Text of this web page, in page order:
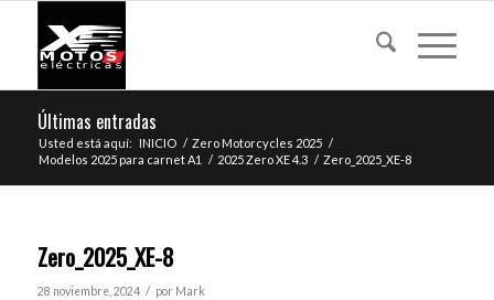
Últimas entradas
Usted está aquí: INICIO / Zero Motorcycles 2025 /
Modelos 2025 para carnet A1
/ 2025 Zero XE 4.3 / Zero_2025_XE-8
Zero_2025_XE-8
28 noviembre, 2024 / por Mark